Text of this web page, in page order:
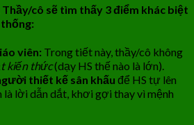
cô sẽ tìm thấy 3 điểm khác biệt
viên: Trong tiết này, thầy/cô không
kiến thức(dạy HS thế nào là lớn).
thiết kế sân khấu để HS tự lên
là lời dẫn dắt, khơi gợi thay vì mệnh